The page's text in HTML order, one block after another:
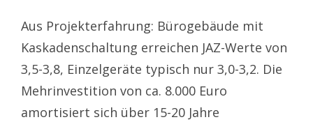
Aus Projekterfahrung: Bürogebäude mit
Kaskadenschaltung erreichen JAZ-Werte von
3,5-3,8, Einzelgeräte typisch nur 3,0-3,2. Die
Mehrinvestition von ca. 8.000 Euro
amortisiert sich über 15-20 Jahre